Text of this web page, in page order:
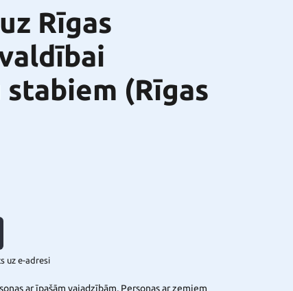
Rīgas
(Rīgas
uz e-adresi
ar īpašām vajadzībām, Personas ar zemiem